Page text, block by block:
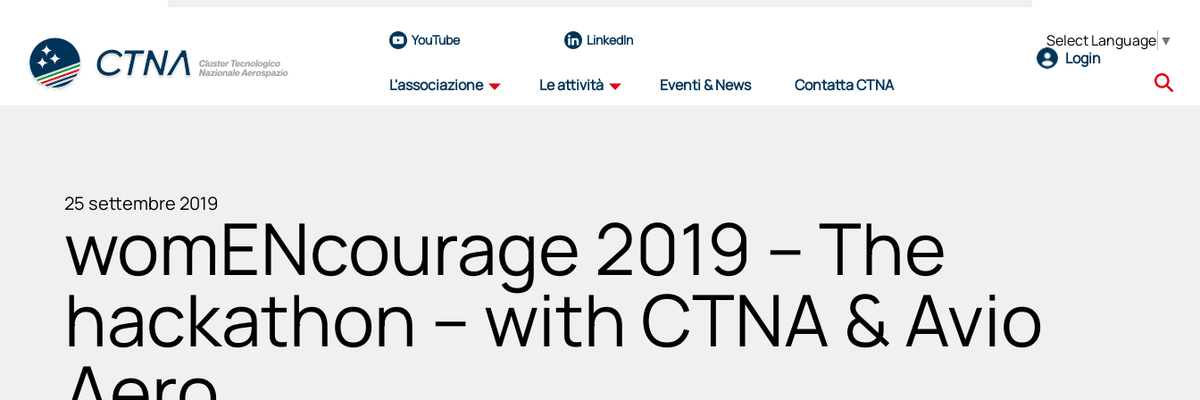
YouTube LinkedIn
L'associazione
eccellenze del nostro nucleo operativo
governance
organi e funzioni
una rete di forze guidata dall'innovazione
Le attività
iniziative
progetti per il futuro del settore
viaggio tra i distretti
progetto itinerante per il decennale del CTNA
sosteniamo il talento, plasmiamo il futuro
Eventi & News Contatta CTNA
Select Language ▼
Login
25 settembre 2019
womENcourage 2019 – The
hackathon – with CTNA & Avio